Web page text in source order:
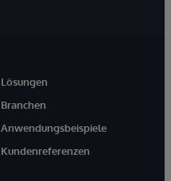
Lösungen
Branchen
Anwendungsbeispiele
Kundenreferenzen